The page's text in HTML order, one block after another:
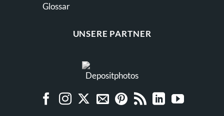
Glossar
UNSERE PARTNER